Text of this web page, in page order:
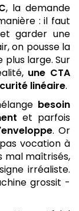
, la demande
: il faut
garder une
on pousse la
large. Sur
une CTA
linéaire.
besoin
et parfois
. Or
vocation à
mal maîtrisés,
irréaliste.
grossit -